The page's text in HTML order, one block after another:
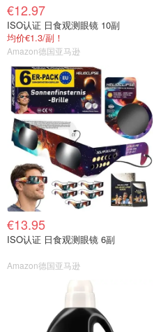
€12.97
ISO认证 日食观测眼镜 10副
均价€1.3/副！
Amazon德国亚马逊
€13.95
ISO认证 日食观测眼镜 6副
Amazon德国亚马逊